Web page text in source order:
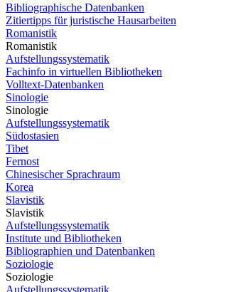
Bibliographische Datenbanken
Zitiertipps für juristische Hausarbeiten
Romanistik
Romanistik
Aufstellungssystematik
Fachinfo in virtuellen Bibliotheken
Volltext-Datenbanken
Sinologie
Sinologie
Aufstellungssystematik
Südostasien
Tibet
Fernost
Chinesischer Sprachraum
Korea
Slavistik
Slavistik
Aufstellungssystematik
Institute und Bibliotheken
Bibliographien und Datenbanken
Soziologie
Soziologie
Aufstellungssystematik